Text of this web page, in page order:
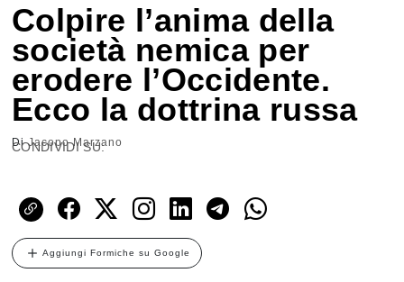
Colpire l’anima della
società nemica per
erodere l’Occidente.
Ecco la dottrina russa
DiJacopo Marzano
CONDIVIDI SU:
Aggiungi Formiche su Google